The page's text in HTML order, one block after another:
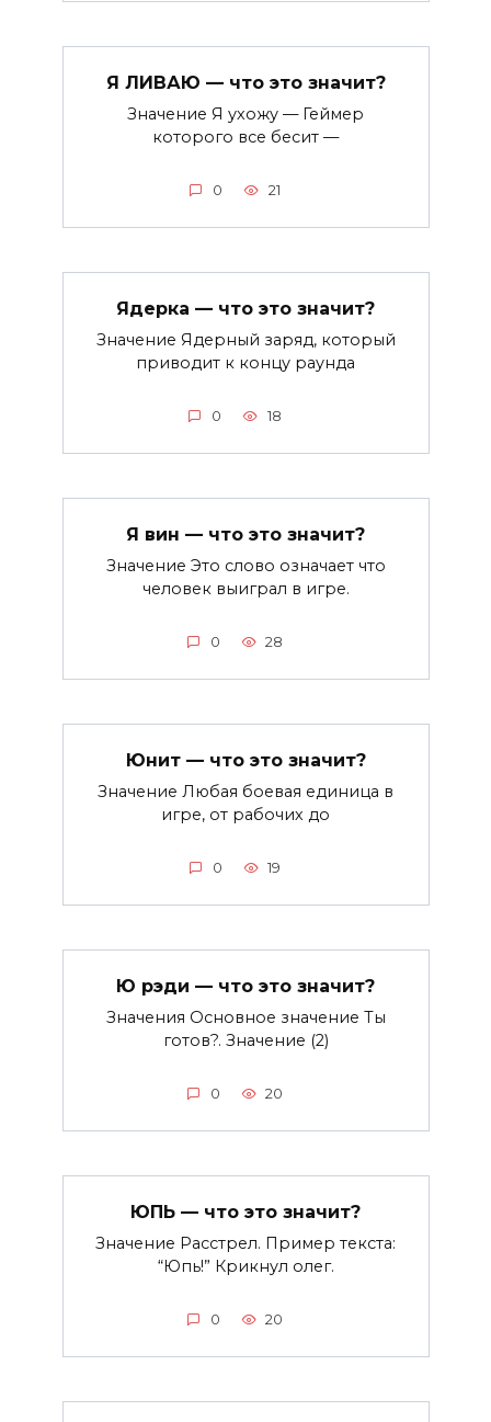
Я ЛИВАЮ — что это значит?
Значение Я ухожу — Геймер
которого все бесит —
0 21
Ядерка — что это значит?
Значение Ядерный заряд, который
приводит к концу раунда
0 18
Я вин — что это значит?
Значение Это слово означает что
человек выиграл в игре.
0 28
Юнит — что это значит?
Значение Любая боевая единица в
игре, от рабочих до
0 19
Ю рэди — что это значит?
Значения Основное значение Ты
готов?. Значение (2)
0 20
ЮПЬ — что это значит?
Значение Расстрел. Пример текста:
“Юпь!” Крикнул олег.
0 20